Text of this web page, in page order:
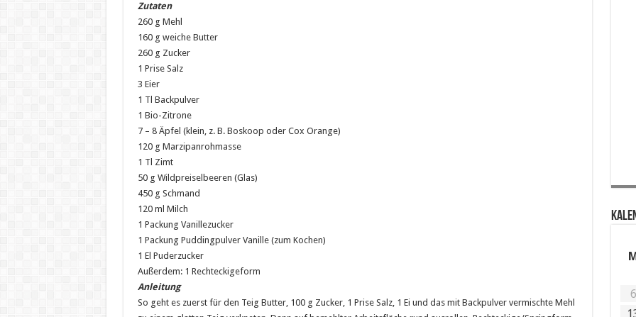
Zutaten
260 g Mehl
160 g weiche Butter
260 g Zucker
1 Prise Salz
3 Eier
1 Tl Backpulver
1 Bio-Zitrone
7 – 8 Äpfel (klein, z. B. Boskoop oder Cox Orange)
120 g Marzipanrohmasse
1 Tl Zimt
50 g Wildpreiselbeeren (Glas)
450 g Schmand
120 ml Milch
1 Packung Vanillezucker
1 Packung Puddingpulver Vanille (zum Kochen)
1 El Puderzucker
Außerdem: 1 Rechteckigeform
Anleitung
So geht es zuerst für den Teig Butter, 100 g Zucker, 1 Prise Salz, 1 Ei und das mit Backpulver vermischte Mehl
6